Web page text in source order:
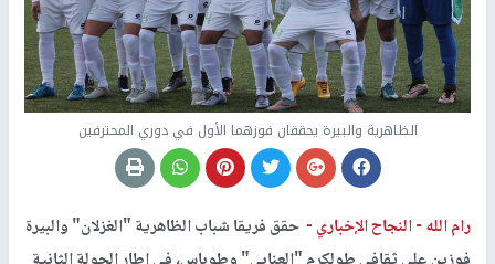
الظاهرية والبيرة يحققان فوزهما الأول في دوري المحترفين
رام الله -النجاح الإخباري - حقق فريقا شباب الظاهرية "الغزلان" والبيرة